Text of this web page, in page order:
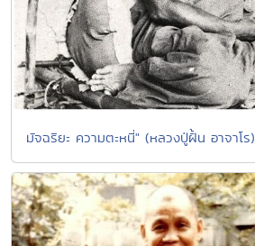
มัจฉริยะ ความตะหนี่" (หลวงปู่ฝั้น อาจาโร)